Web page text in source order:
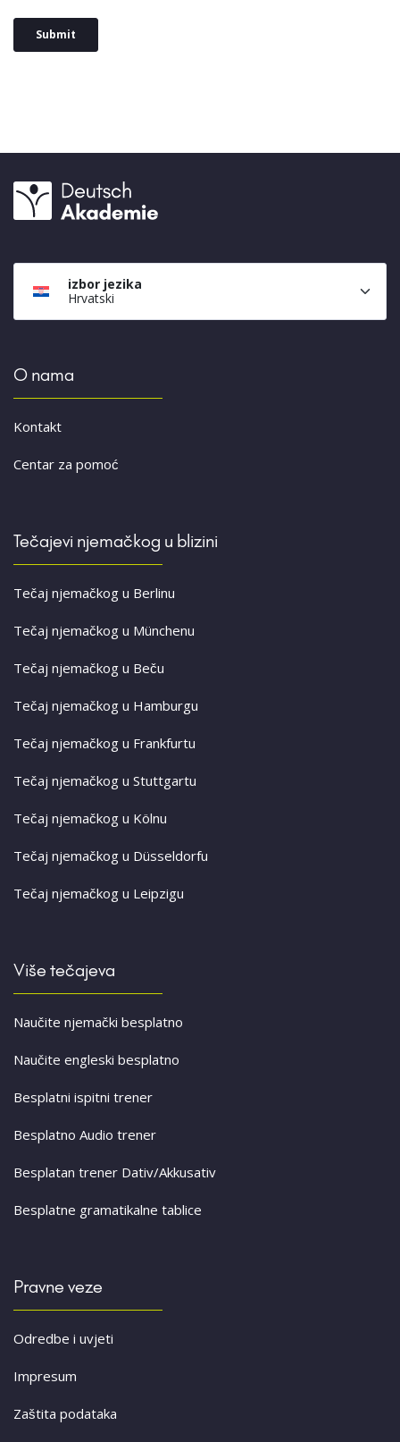
izbor jezika
Hrvatski
O nama
Kontakt
Centar za pomoć
Tečajevi njemačkog u blizini
Tečaj njemačkog u Berlinu
Tečaj njemačkog u Münchenu
Tečaj njemačkog u Beču
Tečaj njemačkog u Hamburgu
Tečaj njemačkog u Frankfurtu
Tečaj njemačkog u Stuttgartu
Tečaj njemačkog u Kölnu
Tečaj njemačkog u Düsseldorfu
Tečaj njemačkog u Leipzigu
Više tečajeva
Naučite njemački besplatno
Naučite engleski besplatno
Besplatni ispitni trener
Besplatno Audio trener
Besplatan trener Dativ/Akkusativ
Besplatne gramatikalne tablice
Pravne veze
Odredbe i uvjeti
Impresum
Zaštita podataka